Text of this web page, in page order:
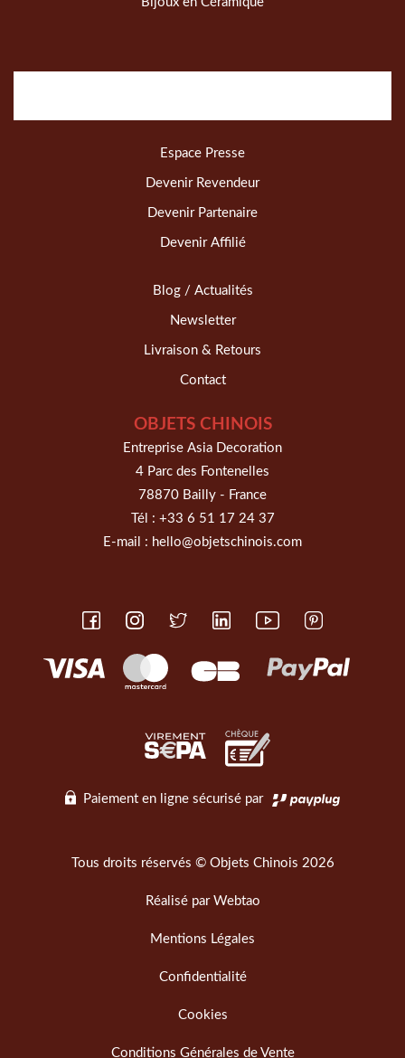
Espace Presse
Devenir Revendeur
Devenir Partenaire
Devenir Affilié
Blog / Actualités
Newsletter
Livraison & Retours
Contact
OBJETS CHINOIS
Entreprise Asia Decoration
4 Parc des Fontenelles
78870 Bailly - France
Tél : +33 6 51 17 24 37
E-mail : hello@objetschinois.com
Paiement en ligne sécurisé par
Tous droits réservés © Objets Chinois 2026
Réalisé par Webtao
Mentions Légales
Confidentialité
Cookies
Conditions Générales de Vente